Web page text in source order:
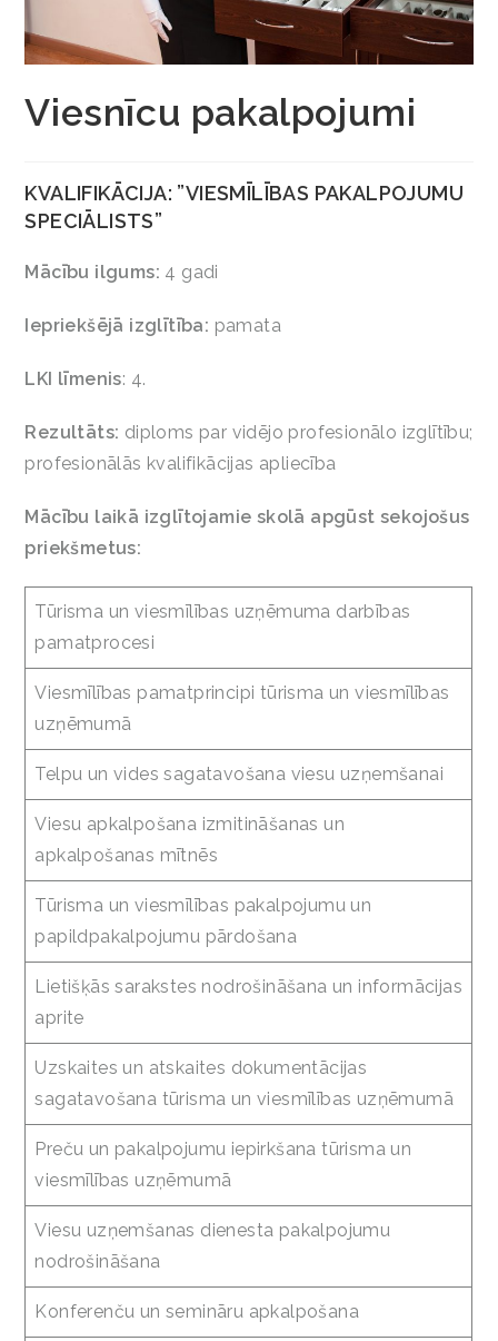
Viesnīcu pakalpojumi
KVALIFIKĀCIJA: ”VIESMĪLĪBAS PAKALPOJUMU
SPECIĀLISTS”
Mācību ilgums: 4 gadi
Iepriekšējā izglītība: pamata
LKI līmenis: 4.
Rezultāts: diploms par vidējo profesionālo izglītību;
profesionālās kvalifikācijas apliecība
Mācību laikā izglītojamie skolā apgūst sekojošus
priekšmetus:
Tūrisma un viesmīlības uzņēmuma darbības
pamatprocesi
Viesmīlības pamatprincipi tūrisma un viesmīlības
uzņēmumā
Telpu un vides sagatavošana viesu uzņemšanai
Viesu apkalpošana izmitināšanas un
apkalpošanas mītnēs
Tūrisma un viesmīlības pakalpojumu un
papildpakalpojumu pārdošana
Lietišķās sarakstes nodrošināšana un informācijas
aprite
Uzskaites un atskaites dokumentācijas
sagatavošana tūrisma un viesmīlības uzņēmumā
Preču un pakalpojumu iepirkšana tūrisma un
viesmīlības uzņēmumā
Viesu uzņemšanas dienesta pakalpojumu
nodrošināšana
Konferenču un semināru apkalpošana